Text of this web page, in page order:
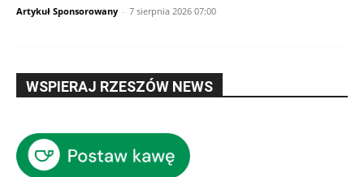
Artykuł Sponsorowany - 7 sierpnia 2026 07:00
WSPIERAJ RZESZÓW NEWS